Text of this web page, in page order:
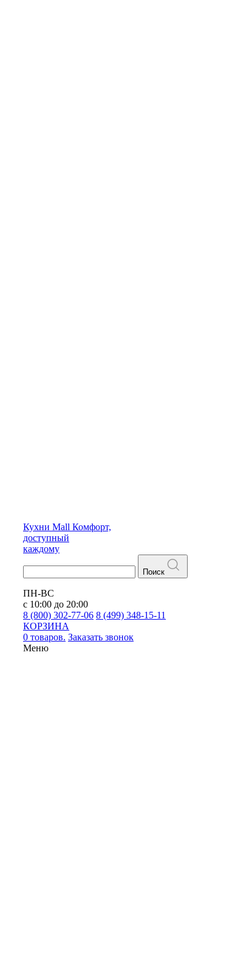
Кухни Mall Комфорт,
доступный
каждому
Поиск
ПН-ВС
с 10:00 до 20:00
8 (800) 302-77-06 8 (499) 348-15-11
КОРЗИНА
0 товаров. Заказать звонок
Меню